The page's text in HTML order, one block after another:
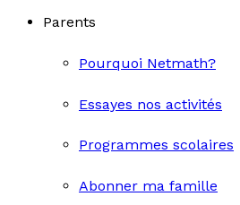
Parents
Pourquoi Netmath?
Essayes nos activités
Programmes scolaires
Abonner ma famille